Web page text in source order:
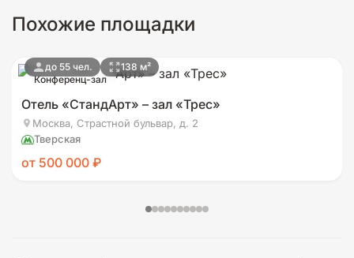
Похожие площадки
Конференц-зал
до 55 чел. 138 м²
Отель «СтандАрт» – зал «Трес»
Москва, Страстной бульвар, д. 2
Тверская
от 500 000 ₽